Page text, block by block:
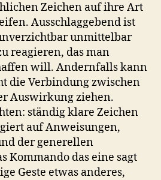
Zeichen auf ihre Art
Ausschlaggebend ist
unmittelbar
reagieren, das man
will. Andernfalls kann
die Verbindung zwischen
Auswirkung ziehen.
ständig klare Zeichen
auf Anweisungen,
der generellen
Kommando das eine sagt
Geste etwas anderes,